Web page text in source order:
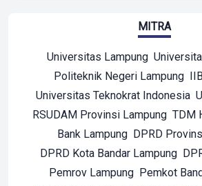
MITRA
Universitas Lampung
Politeknik Negeri Lampung
Universitas Teknokrat Indonesia
RSUDAM Provinsi Lampung TDM
Bank Lampung DPRD
DPRD Kota Bandar Lampung
Pemrov Lampung Pemkot